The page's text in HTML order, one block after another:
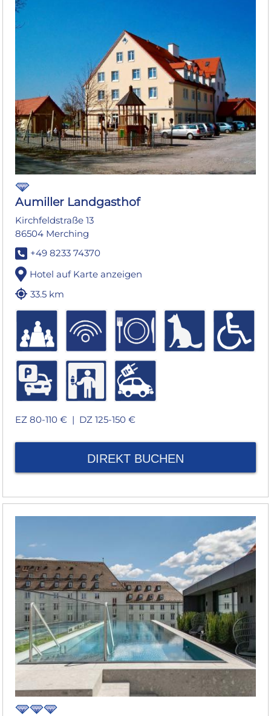
Aumiller Landgasthof
Kirchfeldstraße 13
86504 Merching
+49 8233 74370
Hotel auf Karte anzeigen
33.5 km
EZ 80-110 € | DZ 125-150 €
DIREKT BUCHEN